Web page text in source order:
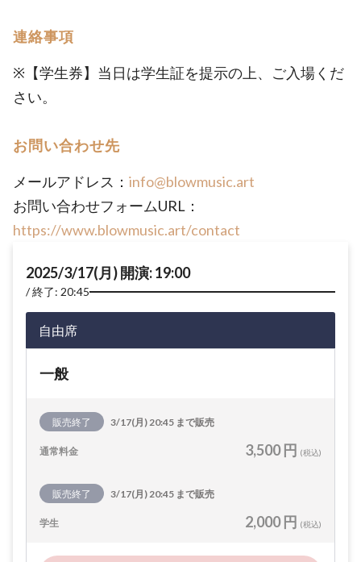
連絡事項
※【学生券】当日は学生証を提示の上、ご入場くだ
さい。
お問い合わせ先
メールアドレス： info@blowmusic.art
お問い合わせフォームURL：
https://www.blowmusic.art/contact
2025/3/17(月) 開演: 19:00
終了: 20:45
自由席
一般
販売終了 3/17(月) 20:45 まで販売
通常料金 3,500 円 (税込)
販売終了 3/17(月) 20:45 まで販売
学生 2,000 円 (税込)